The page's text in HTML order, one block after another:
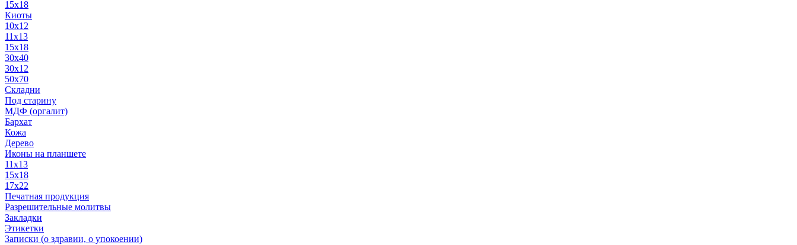
15x18
Киоты
10x12
11x13
15x18
30x40
30х12
50x70
Складни
Под старину
МДФ (оргалит)
Бархат
Кожа
Дерево
Иконы на планшете
11х13
15х18
17х22
Печатная продукция
Разрешительные молитвы
Закладки
Этикетки
Записки (о здравии, о упокоении)